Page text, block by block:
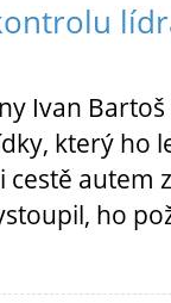
Ivan
který ho
autem
ho